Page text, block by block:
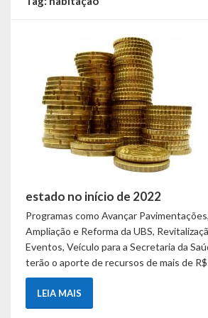
Administração
Ex-Administradores
Conselhos Municipais
Administração, Fazenda e Planejamento
Desenvolvimento Econômico
Desenvolvimento Social
Educação, Cultura, Turismo, Desporto e
estado no início de 2022
Programas como Avançar
Ampliação e Reforma da UBS,
Eventos, Veículo para a Secretaria da
terão o aporte de recursos de mais de
LEIA MAIS